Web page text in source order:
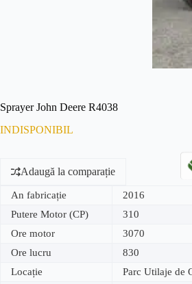
Sprayer John Deere R4038
INDISPONIBIL
Adaugă la comparație
An fabricație
2016
Putere Motor (CP)
310
Ore motor
3070
Ore lucru
830
Locație
Parc Utilaje de